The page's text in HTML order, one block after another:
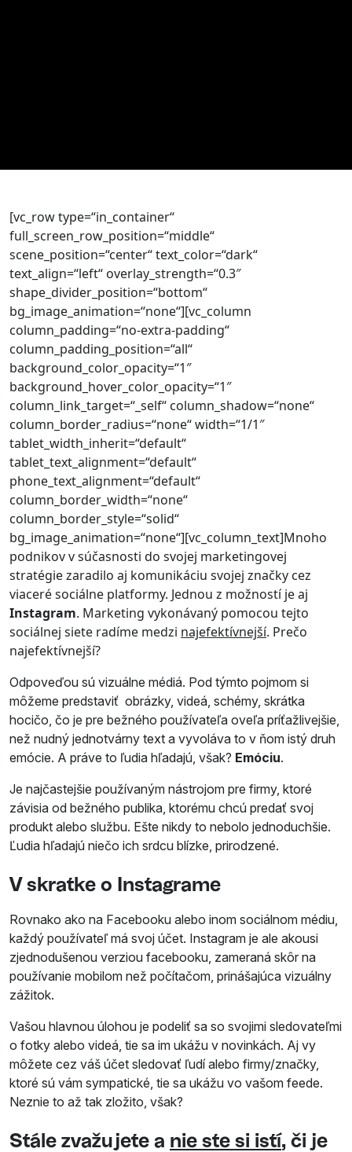
[vc_row type=“in_container“
full_screen_row_position=“middle“
scene_position=“center“ text_color=“dark“
text_align=“left“ overlay_strength=“0.3″
shape_divider_position=“bottom“
bg_image_animation=“none“][vc_column
column_padding=“no-extra-padding“
column_padding_position=“all“
background_color_opacity=“1″
background_hover_color_opacity=“1″
column_link_target=“_self“ column_shadow=“none“
column_border_radius=“none“ width=“1/1″
tablet_width_inherit=“default“
tablet_text_alignment=“default“
phone_text_alignment=“default“
column_border_width=“none“
column_border_style=“solid“
bg_image_animation=“none“][vc_column_text]Mnoho
podnikov v súčasnosti do svojej marketingovej
stratégie zaradilo aj komunikáciu svojej značky cez
viaceré sociálne platformy. Jednou z možností je aj
Instagram. Marketing vykonávaný pomocou tejto
sociálnej siete radíme medzi najefektívnejší. Prečo
najefektívnejší?
Odpoveďou sú vizuálne médiá. Pod týmto pojmom si
môžeme predstaviť obrázky, videá, schémy, skrátka
hocičo, čo je pre bežného používateľa oveľa príťažlivejšie,
než nudný jednotvárny text a vyvoláva to v ňom istý druh
emócie. A práve to ľudia hľadajú, však? Emóciu.
Je najčastejšie používaným nástrojom pre firmy, ktoré
závisia od bežného publika, ktorému chcú predať svoj
produkt alebo službu. Ešte nikdy to nebolo jednoduchšie.
Ľudia hľadajú niečo ich srdcu blízke, prirodzené.
V skratke o Instagrame
Rovnako ako na Facebooku alebo inom sociálnom médiu,
každý používateľ má svoj účet. Instagram je ale akousi
zjednodušenou verziou facebooku, zameraná skôr na
používanie mobilom než počítačom, prinášajúca vizuálny
zážitok.
Vašou hlavnou úlohou je podeliť sa so svojimi sledovateľmi
o fotky alebo videá, tie sa im ukážu v novinkách. Aj vy
môžete cez váš účet sledovať ľudí alebo firmy/značky,
ktoré sú vám sympatické, tie sa ukážu vo vašom feede.
Neznie to až tak zložito, však?
Stále zvažujete a nie ste si istí, či je